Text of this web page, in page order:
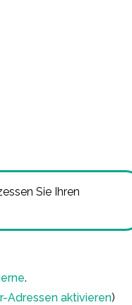
Sie Ihren
.
Adressen aktivieren)